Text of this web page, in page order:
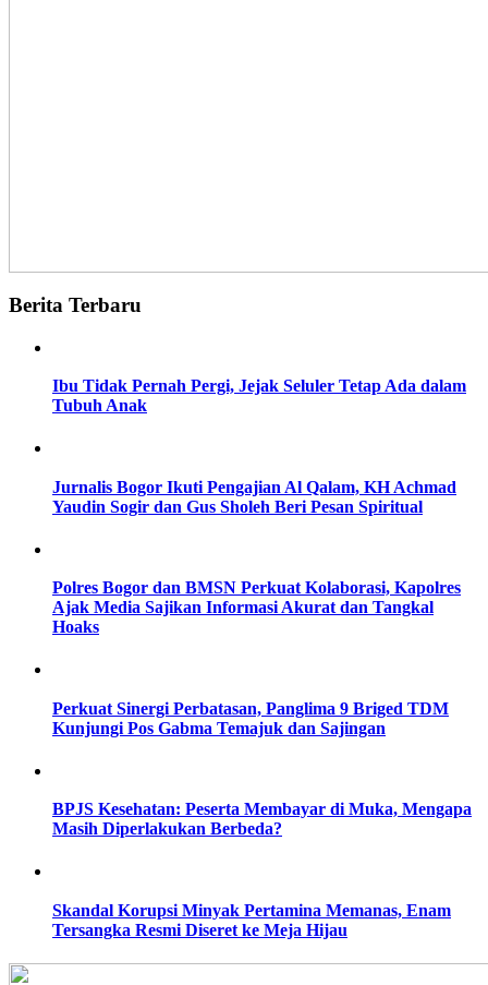
Berita Terbaru
Ibu Tidak Pernah Pergi, Jejak Seluler Tetap Ada dalam
Tubuh Anak
Jurnalis Bogor Ikuti Pengajian Al Qalam, KH Achmad
Yaudin Sogir dan Gus Sholeh Beri Pesan Spiritual
Polres Bogor dan BMSN Perkuat Kolaborasi, Kapolres
Ajak Media Sajikan Informasi Akurat dan Tangkal
Hoaks
Perkuat Sinergi Perbatasan, Panglima 9 Briged TDM
Kunjungi Pos Gabma Temajuk dan Sajingan
BPJS Kesehatan: Peserta Membayar di Muka, Mengapa
Masih Diperlakukan Berbeda?
Skandal Korupsi Minyak Pertamina Memanas, Enam
Tersangka Resmi Diseret ke Meja Hijau